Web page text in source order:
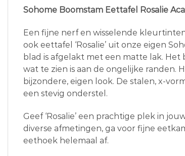
Sohome Boomstam Eettafel Rosalie
Een fijne nerf en wisselende
ook eettafel ‘Rosalie’ uit onze eigen
blad is afgelakt met een matte lak.
wat te zien is aan de ongelijke randen.
bijzondere, eigen look. De stalen, x-
een stevig onderstel.
Geef ‘Rosalie’ een prachtige plek in
diverse afmetingen, ga voor fijne
eethoek helemaal af.